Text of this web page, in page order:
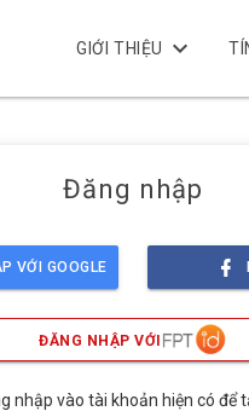
GIỚI THIỆU keyboard_arrow_down
Đăng nhập
VỚI GOOGLE
ĐĂNG NHẬP VỚI
nhập vào tài khoản hiện có để